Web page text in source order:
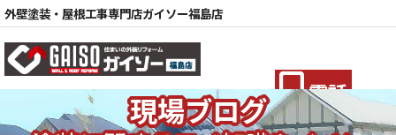
外壁塗装・屋根工事専門店ガイソー福島店
電話
現場ブログ